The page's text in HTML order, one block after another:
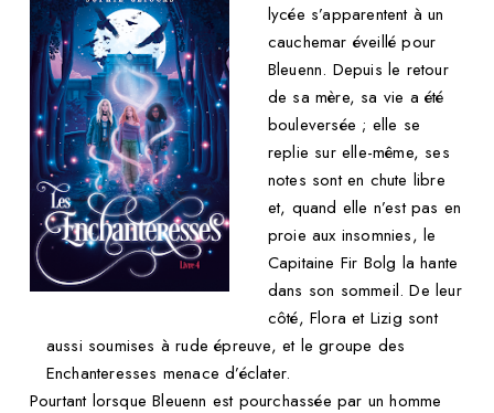
lycée s’apparentent à un
cauchemar éveillé pour
Bleuenn. Depuis le retour
de sa mère, sa vie a été
bouleversée ; elle se
replie sur elle-même, ses
notes sont en chute libre
et, quand elle n’est pas en
proie aux insomnies, le
Capitaine Fir Bolg la hante
dans son sommeil. De leur
côté, Flora et Lizig sont
aussi soumises à rude épreuve, et le groupe des
Enchanteresses menace d’éclater.
Pourtant lorsque Bleuenn est pourchassée par un homme